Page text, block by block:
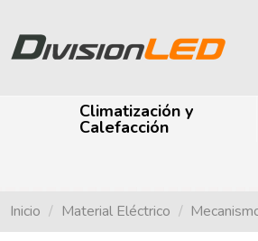
Climatización y
Calefacción
Inicio Material Eléctrico